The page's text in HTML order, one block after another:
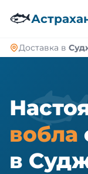
🐟
Доставка в
вобла
в